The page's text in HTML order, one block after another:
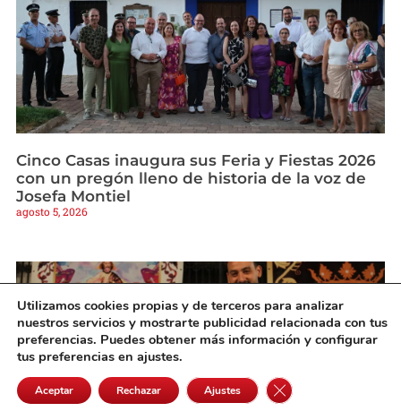
Cinco Casas inaugura sus Feria y Fiestas 2026
con un pregón lleno de historia de la voz de
Josefa Montiel
agosto 5, 2026
Utilizamos cookies propias y de terceros para analizar
nuestros servicios y mostrarte publicidad relacionada con tus
preferencias. Puedes obtener más información y configurar
tus preferencias en ajustes.
Aceptar Rechazar Ajustes Cerrar el banner de